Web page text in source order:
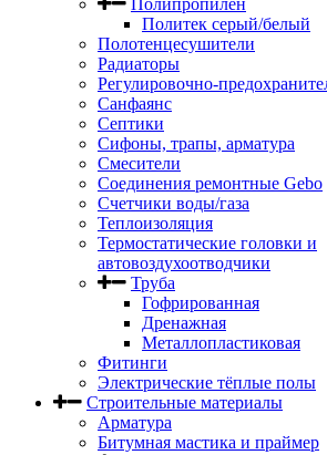
Полипропилен
Политек серый/белый
Полотенцесушители
Радиаторы
Регулировочно-
Санфаянс
Септики
Сифоны, трапы, арматура
Смесители
Соединения ремонтные Gebo
Счетчики воды/газа
Теплоизоляция
Термостатические головки и
автовоздухоотводчики
Труба
Гофрированная
Дренажная
Металлопластиковая
Фитинги
Электрические тёплые полы
Строительные материалы
Арматура
Битумная мастика и праймер